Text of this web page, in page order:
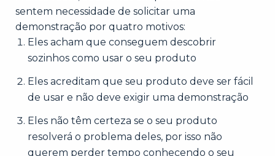
sentem necessidade de solicitar uma
demonstração por quatro motivos:
Eles acham que conseguem descobrir
sozinhos como usar o seu produto
Eles acreditam que seu produto deve ser fácil
de usar e não deve exigir uma demonstração
Eles não têm certeza se o seu produto
resolverá o problema deles, por isso não
querem perder tempo conhecendo o seu